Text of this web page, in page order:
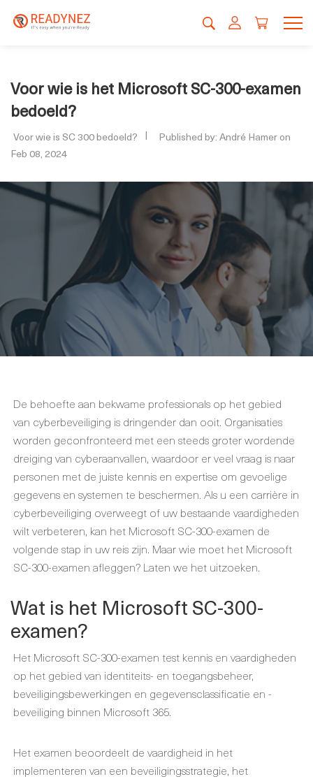
Voor wie is het Microsoft SC-300-examen
bedoeld?
Voor wie is SC 300 bedoeld?
Published by: André Hamer on
Feb 08, 2024
De behoefte aan bekwame professionals op het gebied
van cyberbeveiliging is dringender dan ooit. Organisaties
worden geconfronteerd met een steeds groter wordende
dreiging van cyberaanvallen, waardoor er veel vraag is naar
personen met de juiste kennis en expertise om gevoelige
gegevens en systemen te beschermen. Als u een carrière in
cyberbeveiliging overweegt of uw bestaande vaardigheden
wilt verbeteren, kan het Microsoft SC-300-examen de
volgende stap in uw reis zijn. Maar wie moet het Microsoft
SC-300-examen afleggen? Laten we het uitzoeken.
Wat is het Microsoft SC-300-
examen?
Het Microsoft SC-300-examen test kennis en vaardigheden
op het gebied van identiteits- en toegangsbeheer,
beveiligingsbewerkingen en gegevensclassificatie en -
beveiliging binnen Microsoft 365.
Het examen beoordeelt de vaardigheid in het
implementeren van een beveiligingsstrategie, het